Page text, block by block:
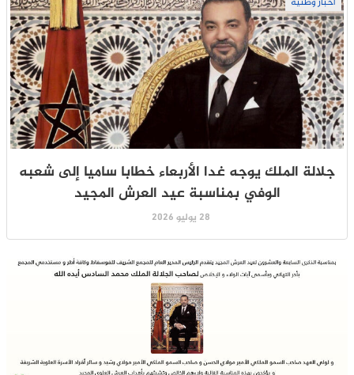
جلالة الملك يوجه غدا الأربعاء خطابا ساميا إلى شعبه
الوفي بمناسبة عيد العرش المجيد
28 يوليو 2026